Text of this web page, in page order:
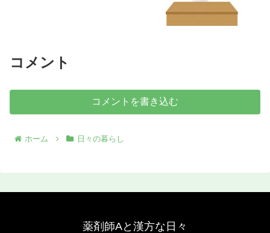
コメント
コメントを書き込む
ホーム 日々の暮らし
薬剤師Aと漢方な日々